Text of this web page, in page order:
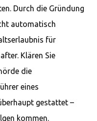
Durch die Gründung
automatisch
für
Klären Sie
die
eines
gestattet –
kommen.